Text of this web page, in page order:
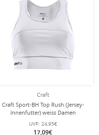
Craft
Craft Sport-BH Top Rush (Jersey-
Innenfutter) weiss Damen
UVP: 24,95€
17,09€